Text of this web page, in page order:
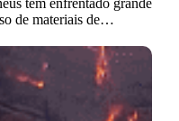
tem enfrentado grande
de materiais de